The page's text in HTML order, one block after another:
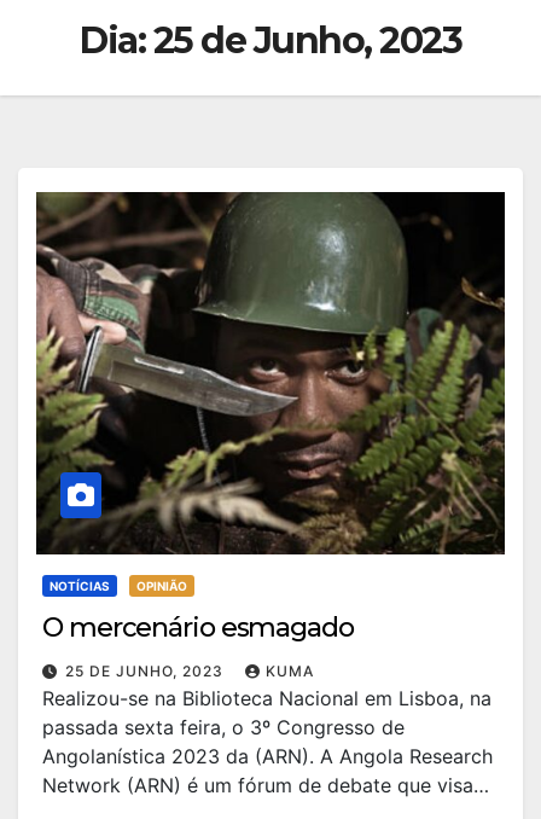
Dia:25 de Junho, 2023
NOTÍCIAS OPINIÃO
O mercenário esmagado
25 DE JUNHO, 2023 KUMA
Realizou-se na Biblioteca Nacional em Lisboa, na
passada sexta feira, o 3º Congresso de
Angolanística 2023 da (ARN). A Angola Research
Network (ARN) é um fórum de debate que visa…